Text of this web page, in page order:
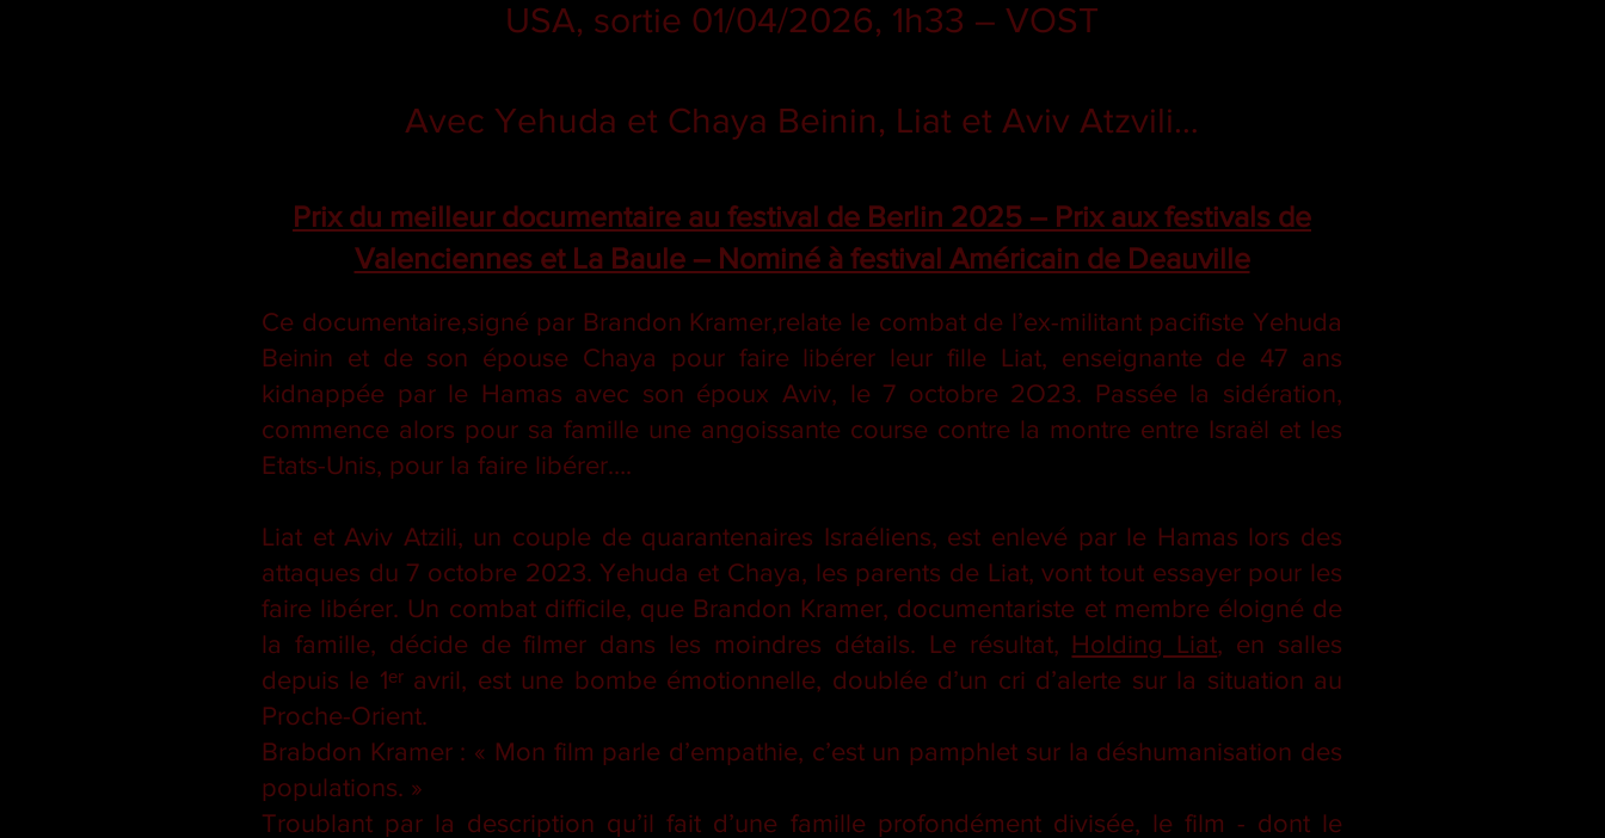
USA, sortie 01/04/2026, 1h33 – VOST
Avec Yehuda et Chaya Beinin, Liat et Aviv Atzvili…
Prix du meilleur documentaire au festival de Berlin 2025 – Prix aux festivals de
Valenciennes et La Baule – Nominé à festival Américain de Deauville
Ce documentaire,signé par Brandon Kramer,relate le combat de l’ex-militant pacifiste Yehuda
Beinin et de son épouse Chaya pour faire libérer leur fille Liat, enseignante de 47 ans
kidnappée par le Hamas avec son époux Aviv, le 7 octobre 2O23. Passée la sidération,
commence alors pour sa famille une angoissante course contre la montre entre Israël et les
Etats-Unis, pour la faire libérer….
Liat et Aviv Atzili, un couple de quarantenaires Israéliens, est enlevé par le Hamas lors des
attaques du 7 octobre 2023. Yehuda et Chaya, les parents de Liat, vont tout essayer pour les
faire libérer. Un combat difficile, que Brandon Kramer, documentariste et membre éloigné de
la famille, décide de filmer dans les moindres détails. Le résultat, Holding Liat, en salles
depuis le 1ᵉʳ avril, est une bombe émotionnelle, doublée d’un cri d’alerte sur la situation au
Proche-Orient.
Brabdon Kramer : « Mon film parle d’empathie, c’est un pamphlet sur la déshumanisation des
populations. »
Troublant par la description qu’il fait d’une famille profondément divisée, le film - dont le